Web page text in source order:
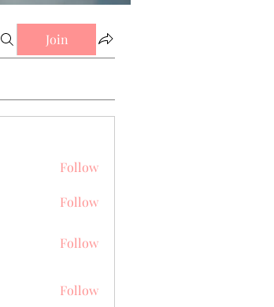
Join
Follow
Follow
Follow
Follow